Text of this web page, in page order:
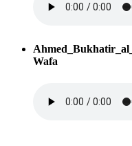
Wafa